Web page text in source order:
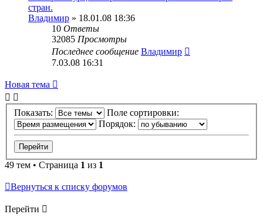
стран.
Владимир » 18.01.08 18:36
10 Ответы
32085 Просмотры
Последнее сообщение Владимир
7.03.08 16:31
Новая тема
Показать:
Поле сортировки:
Порядок:
49 тем • Страница 1 из 1
Вернуться к списку форумов
Перейти